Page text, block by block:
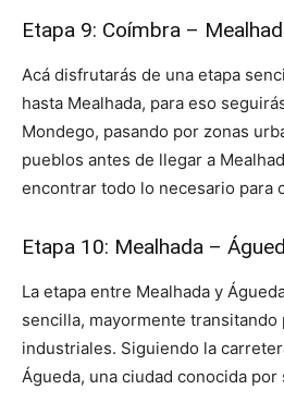
Etapa 9: Coímbra –
Acá disfrutarás de una etapa
hasta Mealhada, para eso
Mondego, pasando por zonas
pueblos antes de llegar a
encontrar todo lo necesario para
Etapa 10: Mealhada –
La etapa entre Mealhada y
sencilla, mayormente transitando
industriales. Siguiendo la
Águeda, una ciudad conocida por